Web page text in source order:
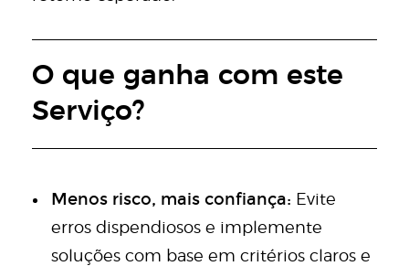
O que ganha com este
Serviço?
Menos risco, mais confiança: Evite
erros dispendiosos e implemente
soluções com base em critérios claros e